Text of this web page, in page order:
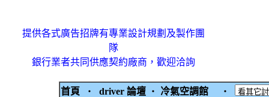
提供各式廣告招牌有專業設計規劃及製作團
隊
銀行業者共同供應契約廠商，歡迎洽詢
首頁 ‧ driver 論壇 ‧ 冷氣空調館 ‧